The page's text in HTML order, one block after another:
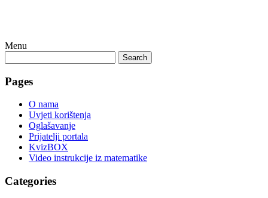
Menu
Search
Pages
O nama
Uvjeti korištenja
Oglašavanje
Prijatelji portala
KvizBOX
Video instrukcije iz matematike
Categories